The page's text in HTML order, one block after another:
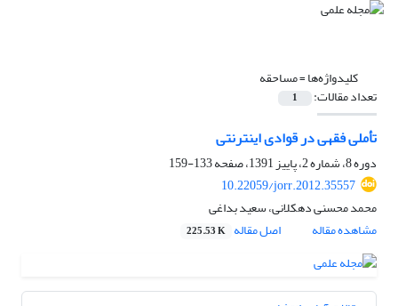
کلیدواژه‌ها =مساحقه
تعداد مقالات: 1
تأملی فقهی در قوادی اینترنتی
دوره 8، شماره 2، پاییز 1391، صفحه
133-159
10.22059/jorr.2012.35557
محمد محسنی دهکلانی، سعید بداغی
مشاهده مقاله
اصل مقاله 225.53 K